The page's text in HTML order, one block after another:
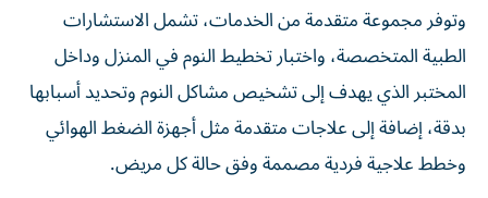
وتوفر مجموعة متقدمة من الخدمات، تشمل الاستشارات
الطبية المتخصصة، واختبار تخطيط النوم في المنزل وداخل
المختبر الذي يهدف إلى تشخيص مشاكل النوم وتحديد أسبابها
بدقة، إضافة إلى علاجات متقدمة مثل أجهزة الضغط الهوائي
وخطط علاجية فردية مصممة وفق حالة كل مريض.